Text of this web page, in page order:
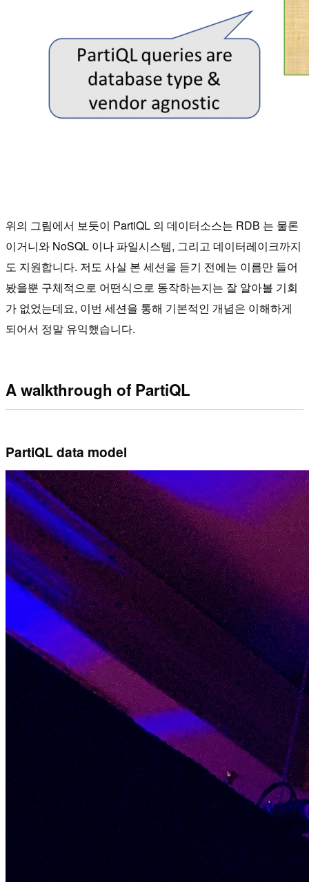
위의 그림에서 보듯이 PartiQL 의 데이터소스는 RDB 는 물론
이거니와 NoSQL 이나 파일시스템, 그리고 데이터레이크까지
도 지원합니다. 저도 사실 본 세션을 듣기 전에는 이름만 들어
봤을뿐 구체적으로 어떤식으로 동작하는지는 잘 알아볼 기회
가 없었는데요, 이번 세션을 통해 기본적인 개념은 이해하게
되어서 정말 유익했습니다.
A walkthrough of PartiQL
PartiQL data model